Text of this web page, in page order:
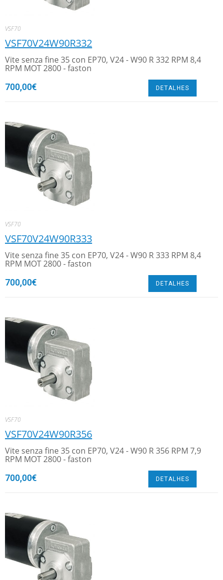
VSF70
VSF70V24W90R332
Vite senza fine 35 con EP70, V24 - W90 R 332 RPM 8,4
RPM MOT 2800 - faston
700,00€ DETALHES
VSF70
VSF70V24W90R333
Vite senza fine 35 con EP70, V24 - W90 R 333 RPM 8,4
RPM MOT 2800 - faston
700,00€ DETALHES
VSF70
VSF70V24W90R356
Vite senza fine 35 con EP70, V24 - W90 R 356 RPM 7,9
RPM MOT 2800 - faston
700,00€ DETALHES